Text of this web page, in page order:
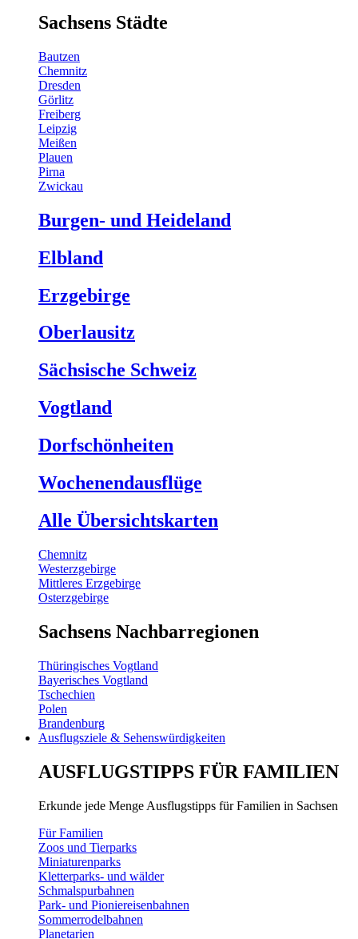
Sachsens Städte
Bautzen
Chemnitz
Dresden
Görlitz
Freiberg
Leipzig
Meißen
Plauen
Pirna
Zwickau
Burgen- und Heideland
Elbland
Erzgebirge
Oberlausitz
Sächsische Schweiz
Vogtland
Dorfschönheiten
Wochenendausflüge
Alle Übersichtskarten
Chemnitz
Westerzgebirge
Mittleres Erzgebirge
Osterzgebirge
Sachsens Nachbarregionen
Thüringisches Vogtland
Bayerisches Vogtland
Tschechien
Polen
Brandenburg
Ausflugsziele & Sehenswürdigkeiten
AUSFLUGSTIPPS FÜR FAMILIEN
Erkunde jede Menge Ausflugstipps für Familien in Sachsen
Für Familien
Zoos und Tierparks
Miniaturenparks
Kletterparks- und wälder
Schmalspurbahnen
Park- und Pioniereisenbahnen
Sommerrodelbahnen
Planetarien